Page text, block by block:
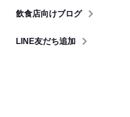
飲食店向けブログ
LINE友だち追加